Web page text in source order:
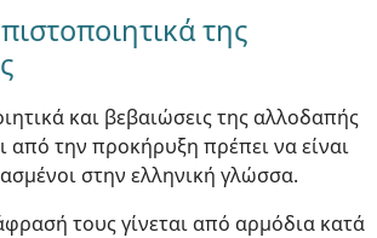
της
και βεβαιώσεις της αλλοδαπής
από την προκήρυξη πρέπει να είναι
στην ελληνική γλώσσα.
τους γίνεται από αρμόδια κατά